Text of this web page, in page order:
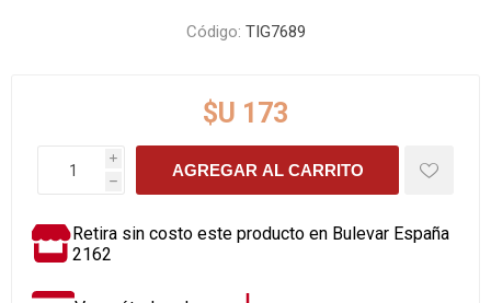
Código: TIG7689
$U 173
i
h
AGREGAR AL CARRITO
Retira sin costo este producto en Bulevar España
2162